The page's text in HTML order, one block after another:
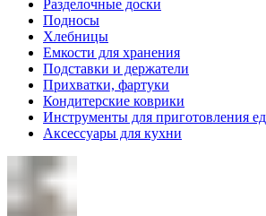
Разделочные доски
Подносы
Хлебницы
Емкости для хранения
Подставки и держатели
Прихватки, фартуки
Кондитерские коврики
Инструменты для приготовления
Аксессуары для кухни